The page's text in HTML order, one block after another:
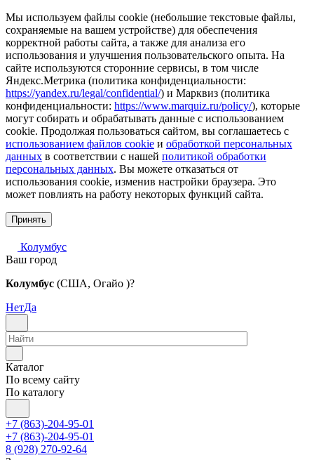
Мы используем файлы cookie (небольшие текстовые файлы,
сохраняемые на вашем устройстве) для обеспечения
корректной работы сайта, а также для анализа его
использования и улучшения пользовательского опыта. На
сайте используются сторонние сервисы, в том числе
Яндекс.Метрика (политика конфиденциальности:
https://yandex.ru/legal/confidential/) и Марквиз (политика
конфиденциальности: https://www.marquiz.ru/policy/), которые
могут собирать и обрабатывать данные с использованием
cookie. Продолжая пользоваться сайтом, вы соглашаетесь с
использованием файлов cookie и обработкой персональных
данных в соответствии с нашей политикой обработки
персональных данных. Вы можете отказаться от
использования cookie, изменив настройки браузера. Это
может повлиять на работу некоторых функций сайта.
Принять
Колумбус
Ваш город
Колумбус (США, Огайо )?
НетДа
Каталог
По всему сайту
По каталогу
+7 (863)-204-95-01
+7 (863)-204-95-01
8 (928) 270-92-64